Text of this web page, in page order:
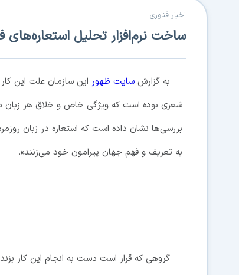
اخبار فناوری
ساخت نرم‌افزار تحلیل استعاره‌های
به گزارش سایت ظهور این سازمان علت این کار
بررسی‌ها نشان داده است که استعاره در زبان
به تعریف و فهم جهان پیرامون خود می‌زنند».
گروهی که قرار است دست به انجام این کار